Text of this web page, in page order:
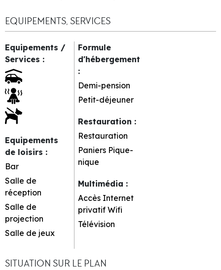
EQUIPEMENTS, SERVICES
Equipements /
Services :
Equipements
de loisirs :
Bar
Salle de
réception
Salle de
projection
Salle de jeux
Formule
d'hébergement
:
Demi-pension
Petit-déjeuner
Restauration :
Restauration
Paniers Pique-
nique
Multimédia :
Accès Internet
privatif Wifi
Télévision
SITUATION SUR LE PLAN